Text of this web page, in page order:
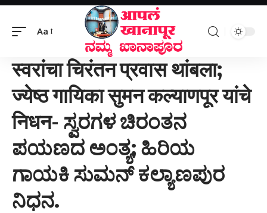
Aa
निधन वार्ता>स्वरांचा चिरंतन प्रवास थांबला; ज्येष्ठ गायिका सुमन कल्याणपूर यांचे निधन- ಸ್ವರಗಳ ಚಿರಂತನ ಪಯಣದ ಅಂತ್ಯ; ಹಿರಿಯ ಗಾಯಕಿ ಸುಮನ್ ಕಲ್ಯಾಣಪುರ ನಿಧನ.
स्वरांचा चिरंतन प्रवास थांबला;
ज्येष्ठ गायिका सुमन कल्याणपूर यांचे
निधन- ಸ್ವರಗಳ ಚಿರಂತನ
ಪಯಣದ ಅಂತ್ಯ; ಹಿರಿಯ
ಗಾಯಕಿ ಸುಮನ್ ಕಲ್ಯಾಣಪುರ
ನಿಧನ.